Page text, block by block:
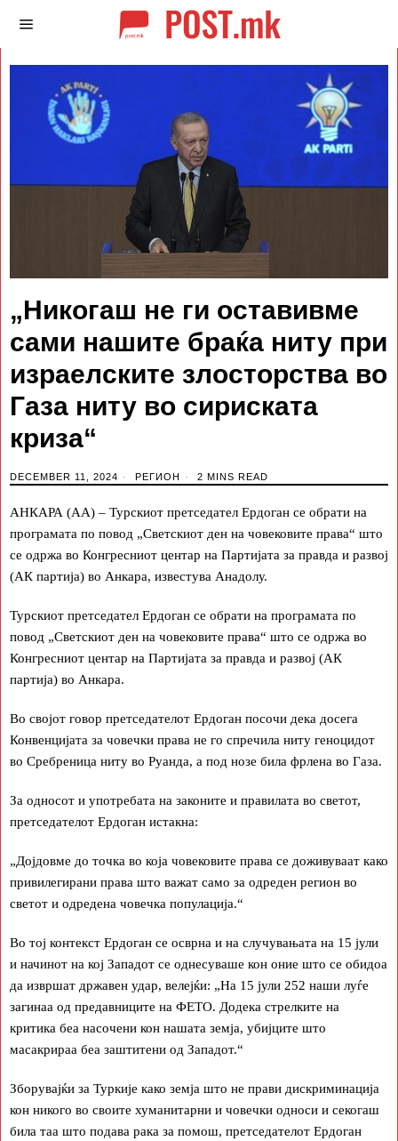
„Никогаш не ги оставивме
сами нашите браќа ниту при
израелските злосторства во
Газа ниту во сириската
криза“
DECEMBER 11, 2024 РЕГИОН 2 MINS READ
АНКАРА (АА) – Турскиот претседател Ердоган се обрати на
програмата по повод „Светскиот ден на човековите права“ што
се одржа во Конгресниот центар на Партијата за правда и развој
(АК партија) во Анкара, известува Анадолу.
Турскиот претседател Ердоган се обрати на програмата по
повод „Светскиот ден на човековите права“ што се одржа во
Конгресниот центар на Партијата за правда и развој (АК
партија) во Анкара.
Во својот говор претседателот Ердоган посочи дека досега
Конвенцијата за човечки права не го спречила ниту геноцидот
во Сребреница ниту во Руанда, а под нозе била фрлена во Газа.
За односот и употребата на законите и правилата во светот,
претседателот Ердоган истакна:
„Дојдовме до точка во која човековите права се доживуваат како
привилегирани права што важат само за одреден регион во
светот и одредена човечка популација.“
Во тој контекст Ердоган се осврна и на случувањата на 15 јули
и начинот на кој Западот се однесуваше кон оние што се обидоа
да извршат државен удар, велејќи: „На 15 јули 252 наши луѓе
загинаа од предавниците на ФЕТО. Додека стрелките на
критика беа насочени кон нашата земја, убијците што
масакрираа беа заштитени од Западот.“
Зборувајќи за Туркије како земја што не прави дискриминација
кон никого во своите хуманитарни и човечки односи и секогаш
била таа што подава рака за помош, претседателот Ердоган